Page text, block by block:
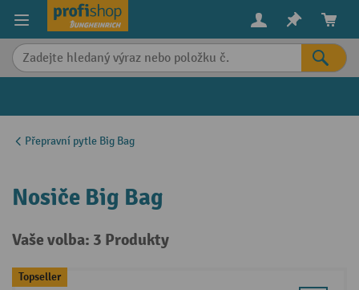
content
Přepravní pytle Big Bag
Nosiče Big Bag
Vaše volba: 3 Produkty
Topseller